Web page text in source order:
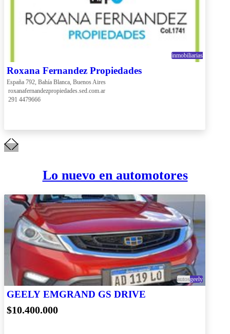
inmobiliarias
Roxana Fernandez Propiedades
España 792, Bahía Blanca, Buenos Aires
roxanafernandezpropiedades.sed.com.ar
291 4479666
Lo nuevo en automotores
autosgeely
GEELY EMGRAND GS DRIVE
$10.400.000